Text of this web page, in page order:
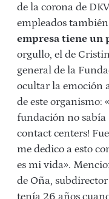
de la corona de
empleados
empresa tiene un
orgullo, el de
general de la
ocultar la emoción
de este organismo:
fundación no sabía
contact centers!
me dedico a esto
es mi vida».
de Oña,
tenía 26 años